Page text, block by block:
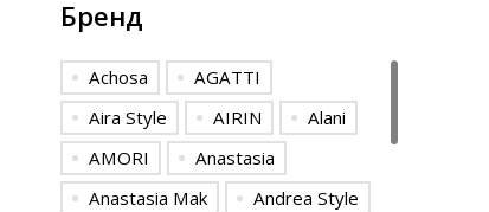
Бренд
Achosa
AGATTI
Aira Style
AIRIN
Alani
AMORI
Anastasia
Anastasia Mak
Andrea Style